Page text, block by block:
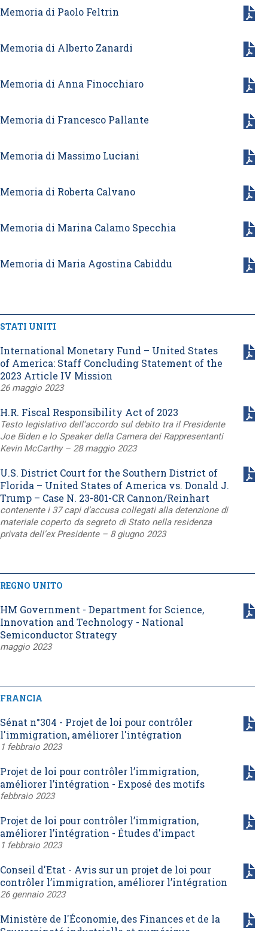
Memoria di Paolo Feltrin
Memoria di Alberto Zanardi
Memoria di Anna Finocchiaro
Memoria di Francesco Pallante
Memoria di Massimo Luciani
Memoria di Roberta Calvano
Memoria di Marina Calamo Specchia
Memoria di Maria Agostina Cabiddu
STATI UNITI
International Monetary Fund – United States
of America: Staff Concluding Statement of the
2023 Article IV Mission
26 maggio 2023
H.R. Fiscal Responsibility Act of 2023
Testo legislativo dell’accordo sul debito tra il Presidente
Joe Biden e lo Speaker della Camera dei Rappresentanti
Kevin McCarthy – 28 maggio 2023
U.S. District Court for the Southern District of
Florida – United States of America vs. Donald J.
Trump – Case N. 23-801-CR Cannon/Reinhart
contenente i 37 capi d’accusa collegati alla detenzione di
materiale coperto da segreto di Stato nella residenza
privata dell’ex Presidente – 8 giugno 2023
REGNO UNITO
HM Government - Department for Science,
Innovation and Technology - National
Semiconductor Strategy
maggio 2023
FRANCIA
Sénat n°304 - Projet de loi pour contrôler
l'immigration, améliorer l'intégration
1 febbraio 2023
Projet de loi pour contrôler l’immigration,
améliorer l’intégration - Exposé des motifs
febbraio 2023
Projet de loi pour contrôler l’immigration,
améliorer l’intégration - Études d'impact
1 febbraio 2023
Conseil d'Etat - Avis sur un projet de loi pour
contrôler l’immigration, améliorer l’intégration
26 gennaio 2023
Ministère de l'Économie, des Finances et de la